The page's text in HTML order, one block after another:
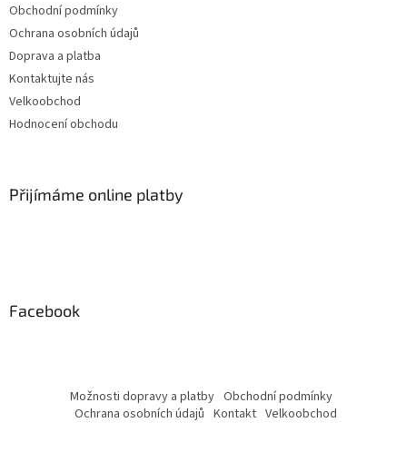
Obchodní podmínky
Ochrana osobních údajů
Doprava a platba
Kontaktujte nás
Velkoobchod
Hodnocení obchodu
Přijímáme online platby
Facebook
Možnosti dopravy a platby Obchodní podmínky
Ochrana osobních údajů Kontakt Velkoobchod